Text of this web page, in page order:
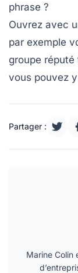
phrase ?
Ouvrez avec
par exemple
groupe réputé
vous pouvez
Partager :
Marine Colin